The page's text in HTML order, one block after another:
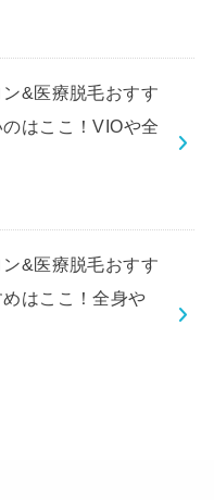
&医療脱毛おすす
はここ！VIOや全
&医療脱毛おすす
はここ！全身や